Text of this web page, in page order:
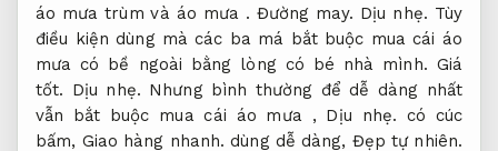
áo mưa trùm và áo mưa . Đường may. Dịu nhẹ. Tùy
điều kiện dùng mà các ba má bắt buộc mua cái áo
mưa có bề ngoài bằng lòng có bé nhà mình. Giá
tốt. Dịu nhẹ. Nhưng bình thường để dễ dàng nhất
vẫn bắt buộc mua cái áo mưa , Dịu nhẹ. có cúc
bấm, Giao hàng nhanh. dùng dễ dàng, Đẹp tự nhiên.